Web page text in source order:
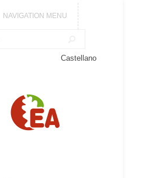
NAVIGATION MENU
Castellano